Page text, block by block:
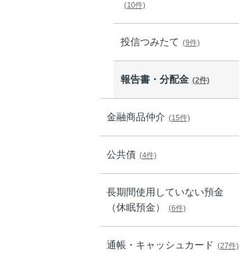
(10件)
投信つみたて (9件)
報告書・分配金 (2件)
金融商品仲介 (15件)
公共債 (4件)
長期間使用していない預金
（休眠預金）
(6件)
通帳・キャッシュカード (27件)